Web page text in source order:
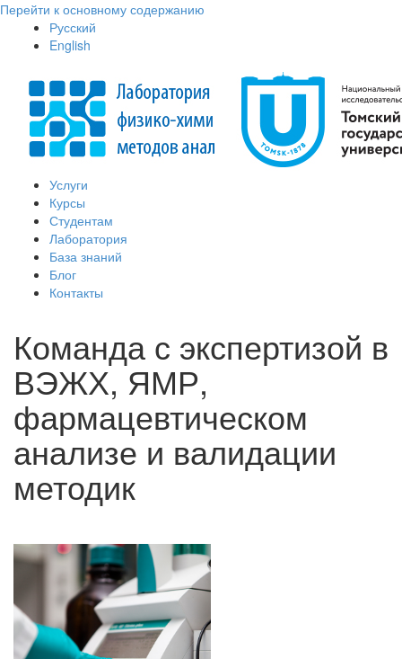
Перейти к основному содержанию
Русский
English
Услуги
Курсы
Студентам
Лаборатория
База знаний
Блог
Контакты
Команда с экспертизой в
ВЭЖХ, ЯМР,
фармацевтическом
анализе и валидации
методик